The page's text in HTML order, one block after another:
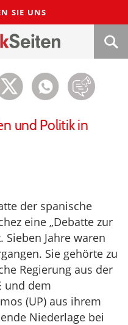
SIE UNS
und Politik in
der spanische
eine „Debatte zur
Sieben Jahre waren
Sie gehörte zu
Regierung aus der
und dem
(UP) aus ihrem
Niederlage bei